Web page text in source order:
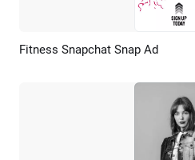
Previsualizar
Fitness Snapchat Snap Ad